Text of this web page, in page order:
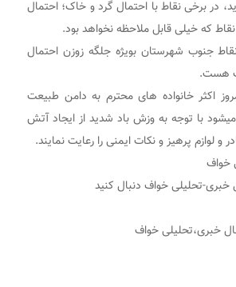
در برخی نقاط با احتمال گرد و خاک؛ احتمال
نقاط که خیلی قابل ملاحظه نخواهد بود.
جنوب شهرستان بویژه جلگه زوزن احتمال
هست.
اکثر خانواده های محترم به دامن طبیعت
با توجه به وزش باد شدید از ایجاد آتش
و لوازم پرهیز و نکات ایمنی را رعایت نمایند.
خواف
خبری-تحلیلی خواف دنبال کنید
خبری،تحلیلی خواف